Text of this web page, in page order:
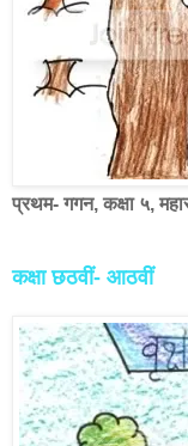
प्रथम- गगन, कक्षा ५,
कक्षा छठवीं- आठवीं